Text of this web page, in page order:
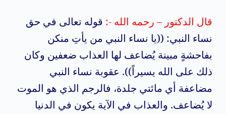
قال الدكتور – رحمه الله -: قوله تعالى في حق
نساء النبي: ((يا نساء النبي من يأتِ منكن
بفاحشةٍ مبينة يُضاعف لها العذاب ضعفين وكان
ذلك على الله يسيراً)). عقوبة نساء النبي
مضاعفة أي مائتي جلدة، فالرجم الذي هو الموت
لا يُضاعف. والعذاب في الآية يكون في الدنيا